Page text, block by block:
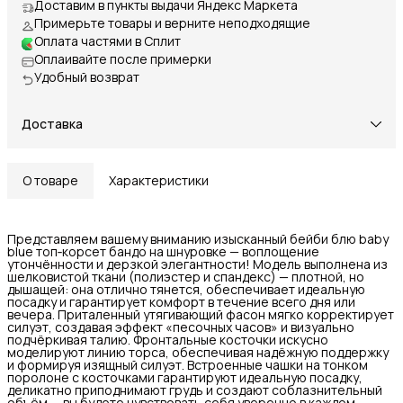
Доставим в пункты выдачи Яндекс Маркета
Примерьте товары и верните неподходящие
Оплата частями в Сплит
Оплаивайте после примерки
Удобный возврат
Доставка
О товаре Характеристики
Представляем вашему вниманию изысканный бейби блю baby
blue топ‑корсет бандо на шнуровке — воплощение
утончённости и дерзкой элегантности! Модель выполнена из
шелковистой ткани (полиэстер и спандекс) — плотной, но
дышащей: она отлично тянется, обеспечивает идеальную
посадку и гарантирует комфорт в течение всего дня или
вечера. Приталенный утягивающий фасон мягко корректирует
силуэт, создавая эффект «песочных часов» и визуально
подчёркивая талию. Фронтальные косточки искусно
моделируют линию торса, обеспечивая надёжную поддержку
и формируя изящный силуэт. Встроенные чашки на тонком
поролоне с косточками гарантируют идеальную посадку,
деликатно приподнимают грудь и создают соблазнительный